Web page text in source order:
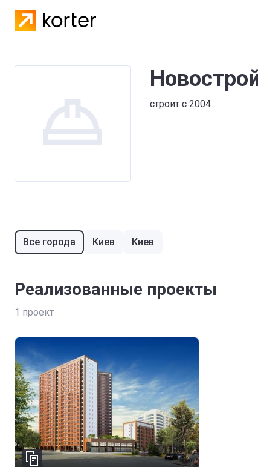
строит с 2004
Все города Киев Киев
Реализованные проекты
1 проект